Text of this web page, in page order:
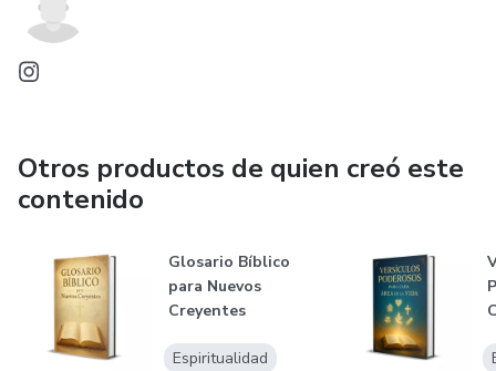
Otros productos de quien creó este
contenido
Glosario Bíblico
para Nuevos
Creyentes
Espiritualidad